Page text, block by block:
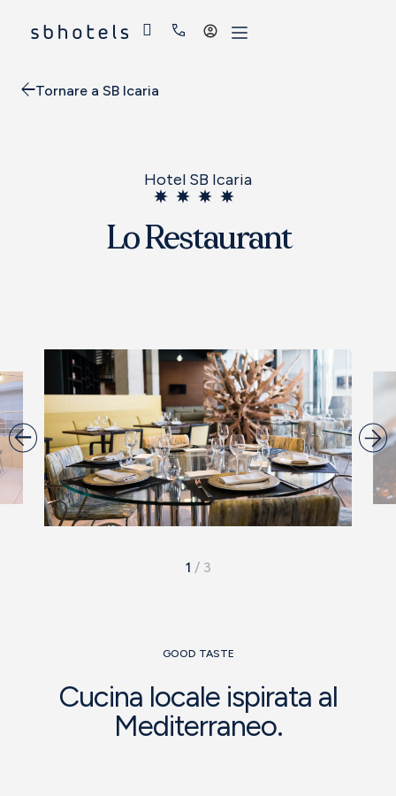
Accedi
Tornare a SB Icaria
Hotel SB Icaria
Lo Restaurant
1 / 3
GOOD TASTE
Cucina locale ispirata al
Mediterraneo.